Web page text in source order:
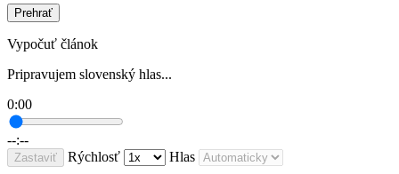
Prehrať
Vypočuť článok
Pripravujem slovenský hlas...
0:00
--:--
Zastaviť Rýchlosť Hlas